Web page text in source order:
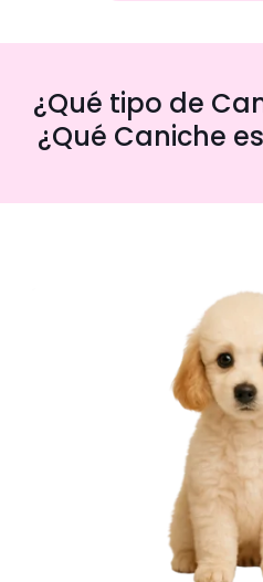
¿Qué tipo de
¿Qué Caniche